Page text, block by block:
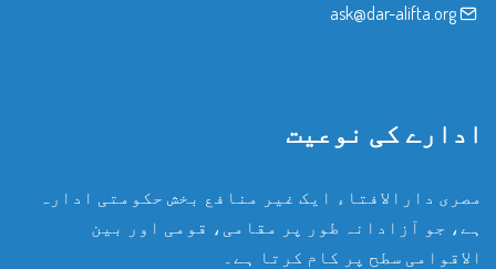
ask@dar-alifta.org
ادارے کی نوعیت
مصری دارالافتاء ایک غیر منافع بخش حکومتی ادارہ
ہے، جو آزادانہ طور پر مقامی، قومی اور بین
الاقوامی سطح پر کام کرتا ہے۔